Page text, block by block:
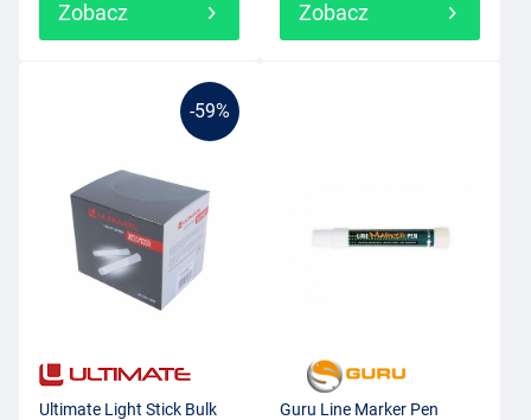
Zobacz Zobacz
-59%
Ultimate Light Stick Bulk
Guru Line Marker Pen